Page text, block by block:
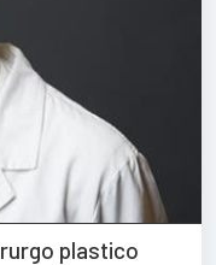
plastico